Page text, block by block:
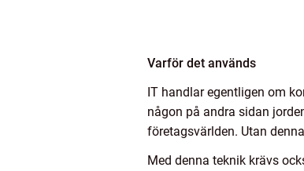
Varför det används
IT handlar egentligen om
någon på andra sidan
företagsvärlden. Utan
Med denna teknik krävs